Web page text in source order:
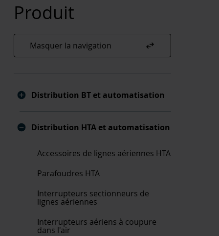
Produit
Masquer la navigation swap_horiz
Distribution BT et automatisation
Distribution HTA et automatisation
Accessoires de lignes aériennes HTA
Parafoudres HTA
Interrupteurs sectionneurs de
lignes aériennes
Interrupteurs aériens à coupure
dans l'air